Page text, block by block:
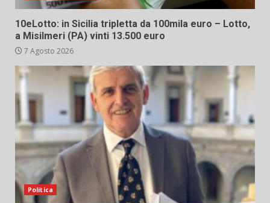
10eLotto: in Sicilia tripletta da 100mila euro – Lotto,
a Misilmeri (PA) vinti 13.500 euro
7 Agosto 2026
Politica